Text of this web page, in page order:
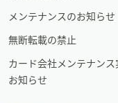
メンテナンスのお知らせ
無断転載の禁止
カード会社メンテナンス
お知らせ